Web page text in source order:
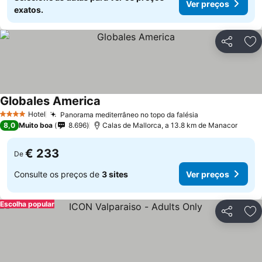
exatos.
Ver preços
Partilhar
4 EstrelasHotel Panorama mediterrâneo no topo da falésia
Globales America
8,0 Muito boa 8.696 Calas de Mallorca, a 13.8 km de Manacor
De € 233
Consulte os preços de 3 sites Ver preços
Partilhar
Escolha popular